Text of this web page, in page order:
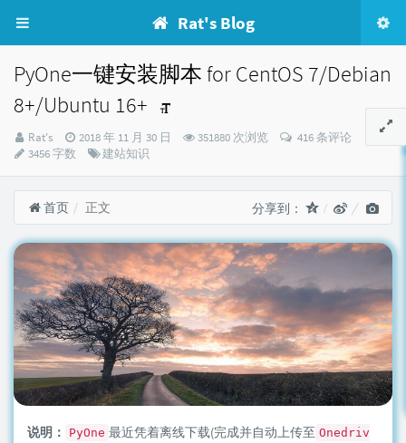
Rat's Blog
PyOne一键安装脚本 for CentOS 7/Debian
8+/Ubuntu 16+
博
主：
Rat's
发
布
2018 年 11 月 30 日 351880 次浏览
416 条评论
3456 字数
分
建站知识
首页 正文 分享到：
说明： PyOne 最近凭着离线下载(完成并自动上传至 Onedriv